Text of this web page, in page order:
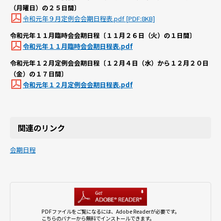
（月曜日）の２５日間〕
令和元年９月定例会会期日程表.pdf [PDF:8KB]
令和元年１１月臨時会会期日程〔１１月２６日（火）の１日間〕
令和元年１１月臨時会会期日程表.pdf
令和元年１２月定例会会期日程〔１２月４日（水）から１２月２０日
（金）の１７日間〕
令和元年１２月定例会会期日程表.pdf
関連のリンク
会期日程
PDFファイルをご覧になるには、Adobe Readerが必要です。
こちらのバナーから無料でインストールできます。